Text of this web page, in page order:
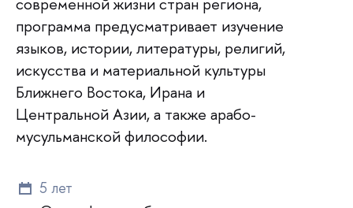
программа предусматривает изучение
языков, истории, литературы, религий,
искусства и материальной культуры
Ближнего Востока, Ирана и
Центральной Азии, а также арабо-
мусульманской философии.
5 лет